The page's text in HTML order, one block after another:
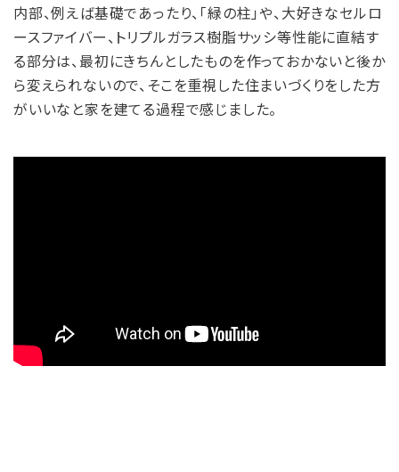
内部、例えば基礎であったり、「緑の柱」や、大好きなセルロ
ースファイバー、トリプルガラス樹脂サッシ等性能に直結す
る部分は、最初にきちんとしたものを作っておかないと後か
ら変えられないので、そこを重視した住まいづくりをした方
がいいなと家を建てる過程で感じました。